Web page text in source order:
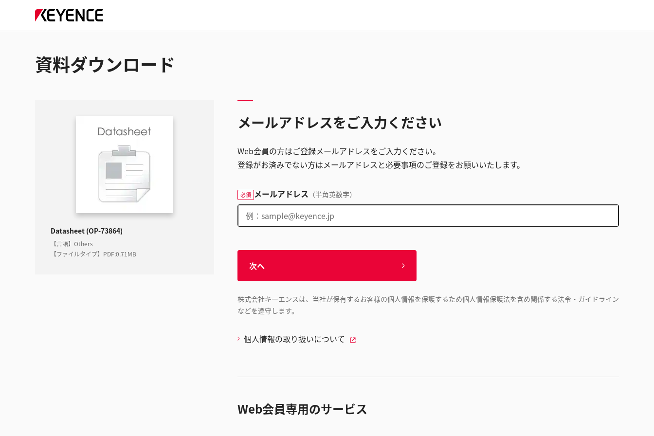
資料ダウンロード
Datasheet (OP-73864)
【言語】Others
【ファイルタイプ】PDF:0.71MB
メールアドレスをご入力ください
Web会員の方はご登録メールアドレスをご入力ください。
登録がお済みでない方はメールアドレスと必要事項のご登録をお願いいたします。
必須 メールアドレス （半角英数字）
次へ
株式会社キーエンスは、当社が保有するお客様の個人情報を保護するため個人情報保護法を含め関係する法令・ガイドライン
などを遵守します。
個人情報の取り扱いについて
Web会員専用のサービス